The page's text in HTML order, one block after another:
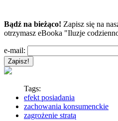
Bądź na bieżąco! Zapisz się na
otrzymasz eBooka "Iluzje
e-mail:
Tags:
efekt posiadania
zachowania konsumenckie
zagrożenie stratą